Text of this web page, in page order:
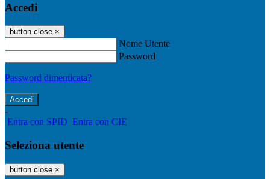
Accedi
button close ×
Nome Utente
Password
Password dimenticata?
-
Entra con SPID Entra con CIE
Seleziona utente
button close ×